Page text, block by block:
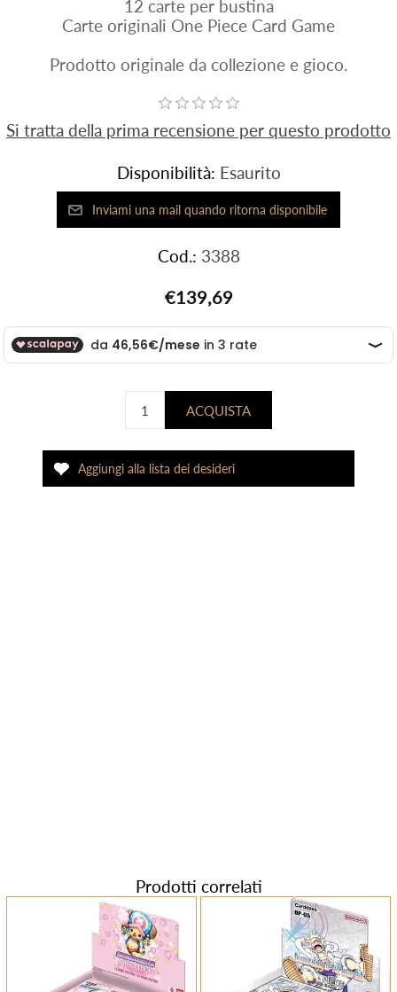
12 carte per bustina
Carte originali One Piece Card Game
Prodotto originale da collezione e gioco.
Si tratta della prima recensione per questo prodotto
Disponibilità: Esaurito
Cod.: 3388
€139,69
Prodotti correlati